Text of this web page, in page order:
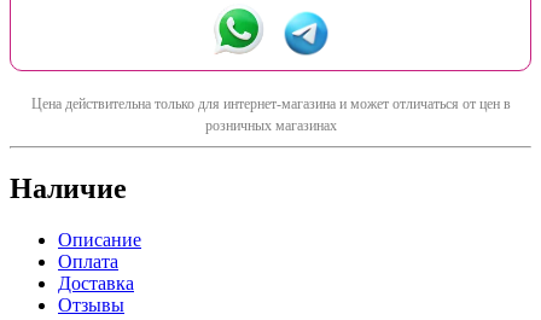
Цена действительна только для интернет-магазина и может отличаться от цен в
розничных магазинах
Наличие
Описание
Оплата
Доставка
Отзывы